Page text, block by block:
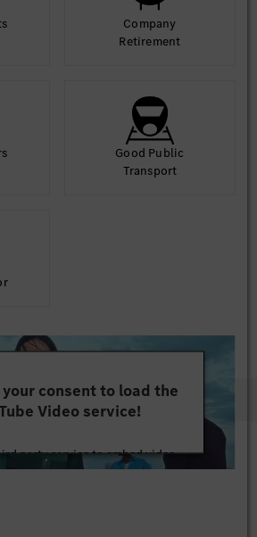
Company
Retirement
Good Public
Transport
your consent to load the
Video service!
party service to embed video
collect data about your activity.